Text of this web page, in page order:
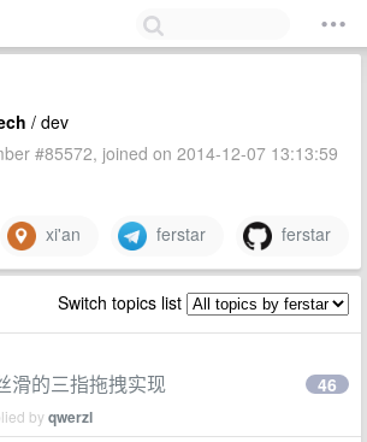
/ dev
#85572, joined on 2014-12-07 13:13:59
xi'an ferstar ferstar
Switch topics list
滑的三指拖拽实现
byqwerzl
46